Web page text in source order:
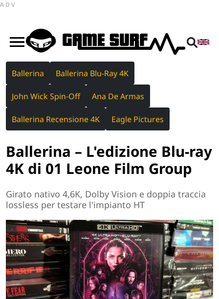
ADV
Ballerina Ballerina Blu-Ray 4K
John Wick Spin-Off Ana De Armas
Ballerina Recensione 4K Eagle Pictures
Ballerina – L'edizione Blu-ray
4K di 01 Leone Film Group
Girato nativo 4,6K, Dolby Vision e doppia traccia
lossless per testare l'impianto HT